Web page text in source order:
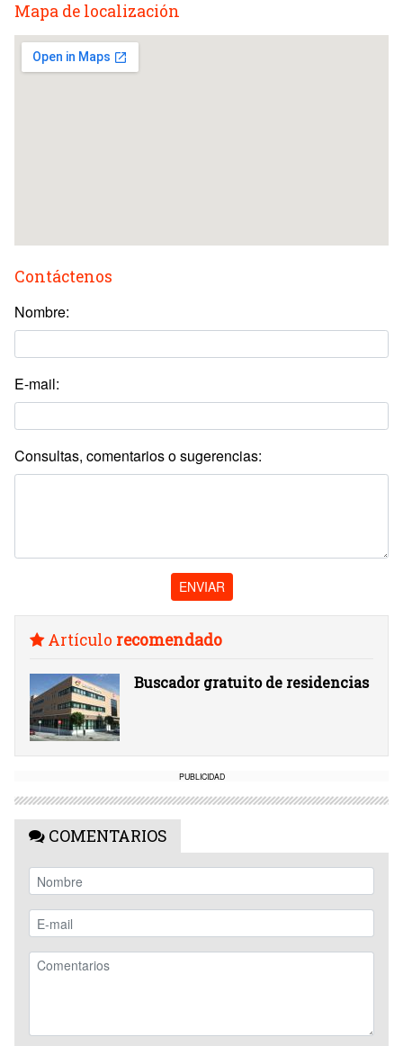
Mapa de localización
Contáctenos
Nombre:
E-mail:
Consultas, comentarios o sugerencias:
ENVIAR
Artículo recomendado
Buscador gratuito de residencias
PUBLICIDAD
COMENTARIOS